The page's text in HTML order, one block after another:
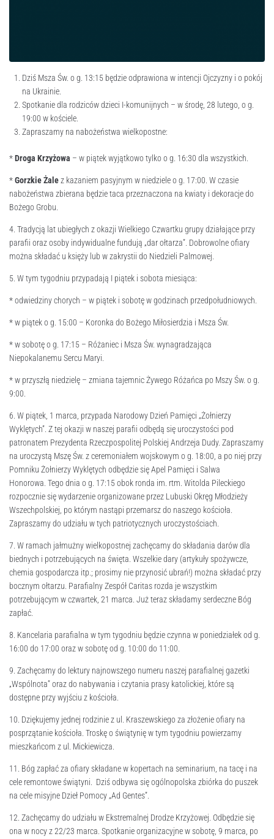
Dziś Msza Św. o g. 13:15 będzie odprawiona w intencji Ojczyzny i o pokój
na Ukrainie.
Spotkanie dla rodziców dzieci I-komunijnych – w środę, 28 lutego, o g.
19:00 w kościele.
Zapraszamy na nabożeństwa wielkopostne:
*Droga Krzyżowa – w piątek wyjątkowo tylko o g. 16:30 dla wszystkich.
*Gorzkie Żalez kazaniem pasyjnym w niedziele o g. 17:00. W czasie
nabożeństwa zbierana będzie taca przeznaczona na kwiaty i dekoracje do
Bożego Grobu.
4. Tradycją lat ubiegłych z okazji Wielkiego Czwartku grupy działające przy
parafii oraz osoby indywidualne fundują „dar ołtarza”. Dobrowolne ofiary
można składać u księży lub w zakrystii do Niedzieli Palmowej.
5. W tym tygodniu przypadają I piątek i sobota miesiąca:
* odwiedziny chorych – w piątek i sobotę w godzinach przedpołudniowych.
* w piątek o g. 15:00 – Koronka do Bożego Miłosierdzia i Msza Św.
* w sobotę o g. 17:15 – Różaniec i Msza Św. wynagradzająca
Niepokalanemu Sercu Maryi.
* w przyszłą niedzielę – zmiana tajemnic Żywego Różańca po Mszy Św. o g.
9:00.
6. W piątek, 1 marca, przypada Narodowy Dzień Pamięci „Żołnierzy
Wyklętych”. Z tej okazji w naszej parafii odbędą się uroczystości pod
patronatem Prezydenta Rzeczpospolitej Polskiej Andrzeja Dudy. Zapraszamy
na uroczystą Mszę Św. z ceremoniałem wojskowym o g. 18:00, a po niej przy
Pomniku Żołnierzy Wyklętych odbędzie się Apel Pamięci i Salwa
Honorowa. Tego dnia o g. 17:15 obok ronda im. rtm. Witolda Pileckiego
rozpocznie się wydarzenie organizowane przez Lubuski Okręg Młodzieży
Wszechpolskiej, po którym nastąpi przemarsz do naszego kościoła.
Zapraszamy do udziału w tych patriotycznych uroczystościach.
7. W ramach jałmużny wielkopostnej zachęcamy do składania darów dla
biednych i potrzebujących na święta. Wszelkie dary (artykuły spożywcze,
chemia gospodarcza itp.; prosimy nie przynosić ubrań!) można składać przy
bocznym ołtarzu. Parafialny Zespół Caritas rozda je wszystkim
potrzebującym w czwartek, 21 marca. Już teraz składamy serdeczne Bóg
zapłać.
8. Kancelaria parafialna w tym tygodniu będzie czynna w poniedziałek od g.
16:00 do 17:00 oraz w sobotę od g. 10:00 do 11:00.
9. Zachęcamy do lektury najnowszego numeru naszej parafialnej gazetki
„Wspólnota” oraz do nabywania i czytania prasy katolickiej, które są
dostępne przy wyjściu z kościoła.
10. Dziękujemy jednej rodzinie z ul. Kraszewskiego za złożenie ofiary na
posprzątanie kościoła. Troskę o świątynię w tym tygodniu powierzamy
mieszkańcom z ul. Mickiewicza.
11. Bóg zapłać za ofiary składane w kopertach na seminarium, na tacę i na
cele remontowe świątyni. Dziś odbywa się ogólnopolska zbiórka do puszek
na cele misyjne Dzieł Pomocy „Ad Gentes”.
12. Zachęcamy do udziału w Ekstremalnej Drodze Krzyżowej. Odbędzie się
ona w nocy z 22/23 marca. Spotkanie organizacyjne w sobotę, 9 marca, po